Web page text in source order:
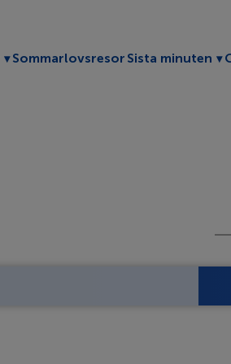
Toggle submenu
Sommarlovsresor Sista minuten